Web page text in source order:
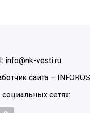
info@nk-vesti.ru
сайта – INFOROS
сетях: